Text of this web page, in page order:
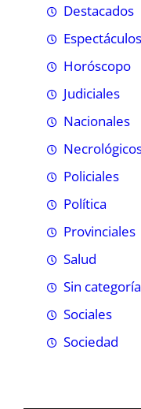
Destacados
Espectáculos
Horóscopo
Judiciales
Nacionales
Policiales
Política
Provinciales
Salud
Sin categoría
Sociales
Sociedad